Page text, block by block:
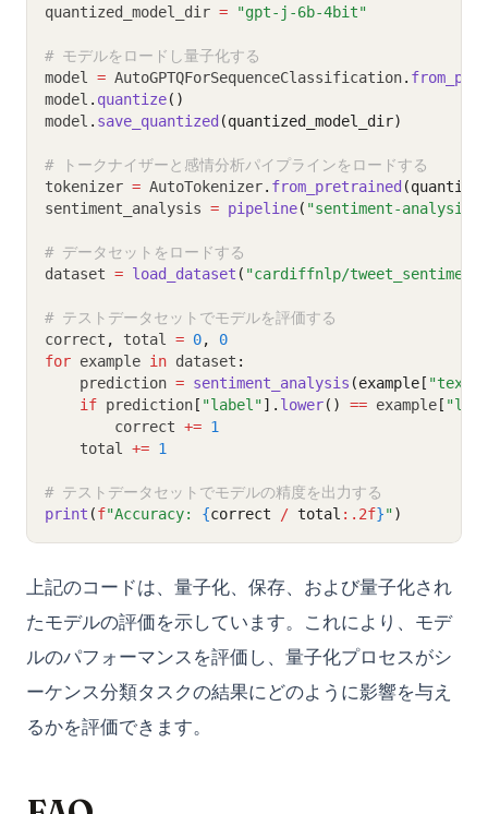
quantized_model_dir = "gpt-j-6b-4bit"
# モデルをロードし量子化する
model = AutoGPTQForSequenceClassification.
model . quantize()
model . save_quantized (quantized_model_dir)
# トークナイザーと感情分析パイプラインをロードする
tokenizer = AutoTokenizer. from_pretrained
sentiment_analysis = pipeline( "sentiment-analysis"
# データセットをロードする
dataset = load_dataset ( "cardiffnlp/
# テストデータセットでモデルを評価する
correct , total = 0,
0
for example in dataset :
    prediction
= sentiment_analysis (example[ "text"
if prediction [ "label"]. lower() == example [
        correct
+= 1
    total
+= 1
# テストデータセットでモデルの精度を出力する
print (f"Accuracy: {correct / total :.2f}")
上記のコードは、量子化、保存、および量子化され
たモデルの評価を示しています。これにより、モデ
ルのパフォーマンスを評価し、量子化プロセスがシ
ーケンス分類タスクの結果にどのように影響を与え
るかを評価できます。